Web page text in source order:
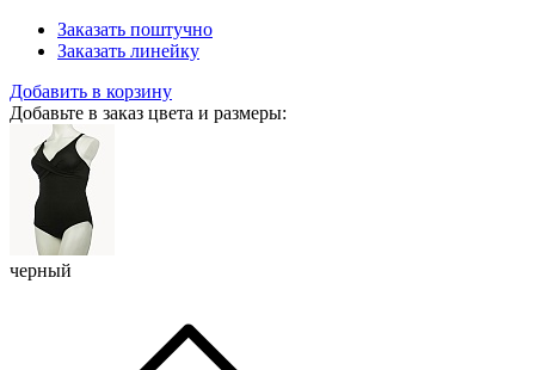
Заказать поштучно
Заказать линейку
Добавить в корзину
Добавьте в заказ цвета и размеры:
черный